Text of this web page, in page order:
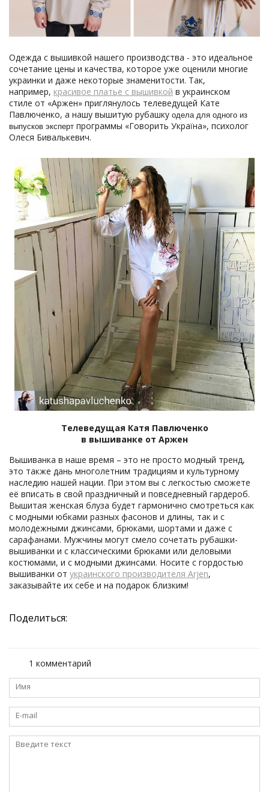
Одежда с вышивкой нашего производства - это идеальное
сочетание цены и качества, которое уже оценили многие
украинки и даже некоторые знаменитости. Так,
например, красивое платье с вышивкой в украинском
стиле от «Аржен» приглянулось телеведущей Кате
Павлюченко, а нашу вышитую рубашку одела для одного из
выпусков эксперт программы «Говорить Україна», психолог
Олеся Бивалькевич.
Телеведущая Катя Павлюченко
в вышиванке от Аржен
Вышиванка в наше время – это не просто модный тренд,
это также дань многолетним традициям и культурному
наследию нашей нации. При этом вы с легкостью сможете
её вписать в свой праздничный и повседневный гардероб.
Вышитая женская блуза будет гармонично смотреться как
с модными юбками разных фасонов и длины, так и с
молодежными джинсами, брюками, шортами и даже с
сарафанами. Мужчины могут смело сочетать рубашки-
вышиванки и с классическими брюками или деловыми
костюмами, и с модными джинсами. Носите с гордостью
вышиванки от украинского производителя Arjen,
заказывайте их себе и на подарок близким!
Поделиться:
1 комментарий